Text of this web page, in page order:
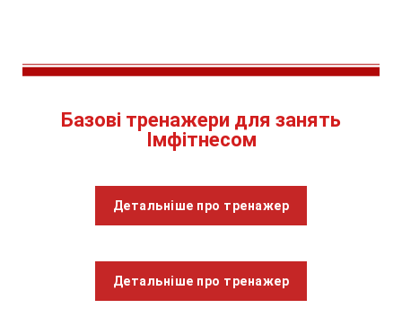
Базові тренажери для занять
Імфітнесом
Детальніше про тренажер
Детальніше про тренажер